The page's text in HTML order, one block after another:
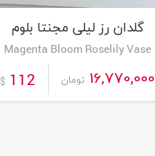
گلدان رز لیلی مجنتا بلوم
Magenta Bloom Roselily Vase
16,770,000 تومان 112
$